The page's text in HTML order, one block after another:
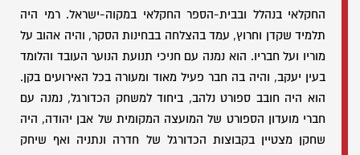
החקלאי בנהלל ובבית-הספר החקלאי במקוה-ישראל. רמי היה
תלמיד שקדן וחרוץ, עמד בהצלחה בבחינות הסקר, והיה אהוב על
מוריו ועל חבריו. הוא נמנה עם חניכי תנועת הנוער העובד והלומד
בעין יעקב, והיה בה חבר פעיל מאוד ומעורה בכל האירועים בקן.
הוא היה חובב ספורט נלהב, ביחוד למשחק הכדורגל, נמנה עם
חברי מועדון הספורט של המועצה המקומית של אבן יהודה, היה
שחקן מצטיין בקבוצות הכדורגל של חדרה ונתניה ואף שיחק